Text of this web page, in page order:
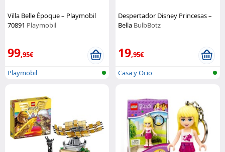
Villa Belle Époque – Playmobil
70891 Playmobil
99,95€
Playmobil
Despertador Disney Princesas –
Bella BulbBotz
19,95€
Casa y Ocio